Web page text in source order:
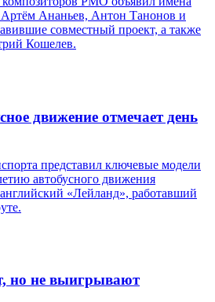
Ананьев, Антон Танонов и
совместный проект, а также
Кошелев.
движение отмечает день
представил ключевые модели
автобусного движения
«Лейланд», работавший
но не выигрывают